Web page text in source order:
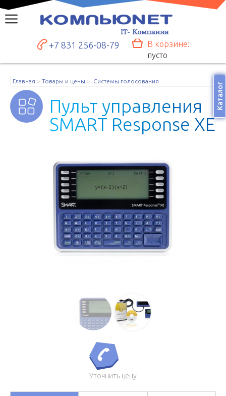
+7 831 256-08-79
В корзине:
пусто
Каталог
Главная Товары и цены Системы голосования
Пульт управления
SMART Response ХE
Уточнить цену